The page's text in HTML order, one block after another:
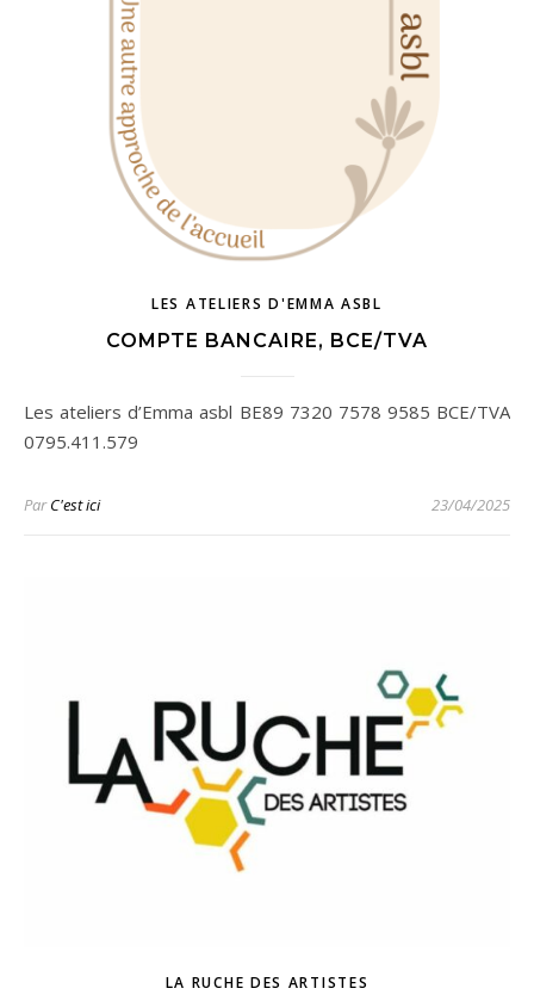
LES ATELIERS D'EMMA ASBL
COMPTE BANCAIRE, BCE/TVA
Les ateliers d’Emma asbl BE89 7320 7578 9585 BCE/TVA
0795.411.579
ParC'est ici 23/04/2025
LA RUCHE DES ARTISTES